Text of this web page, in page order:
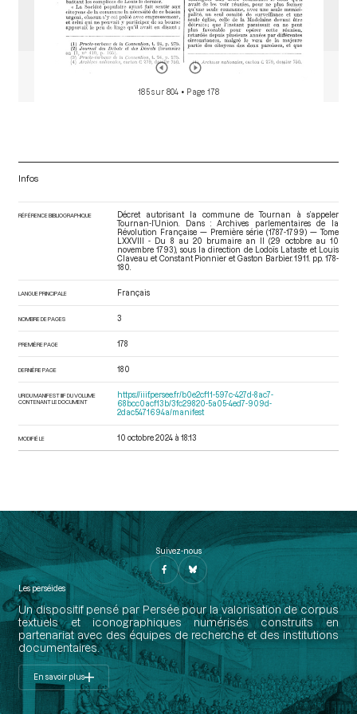
185 sur 804 • Page 178
Infos
RÉFÉRENCE BIBLIOGRAPHIQUE
Décret autorisant la commune de Tournan à s’appeler
Tournan-l’Union. Dans : Archives parlementaires de la
Révolution Française — Première série (1787-1799) — Tome
LXXVIII - Du 8 au 20 brumaire an II (29 octobre au 10
novembre 1793) , sous la direction de Lodoïs Lataste et Louis
Claveau et Constant Pionnier et Gaston Barbier. 1911. pp. 178-
180.
LANGUE PRINCIPALE Français
NOMBRE DE PAGES 3
PREMIÈRE PAGE 178
DERNIÈRE PAGE 180
URI DU MANIFEST IIIF DU VOLUME
CONTENANT LE DOCUMENT
https://iiif.persee.fr/b0e2cf11-597c-427d-8ac7-
68bcc0acf13b/3fc29820-5a05-4ed7-909d-
2dac5471694a/manifest
MODIFIÉ LE 10 octobre 2024 à 18:13
Suivez-nous
Les perséides
Un dispositif pensé par Persée pour la valorisation de corpus
textuels et iconographiques numérisés construits en
partenariat avec des équipes de recherche et des institutions
documentaires.
En savoir plus